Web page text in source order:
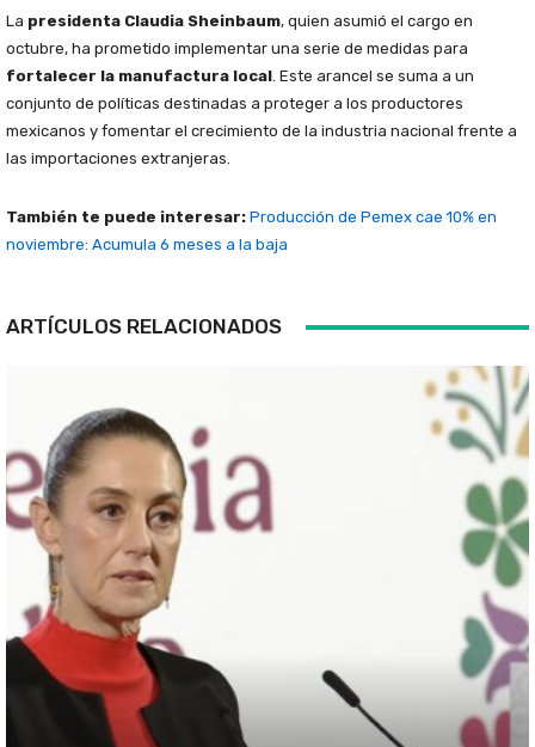
La presidenta Claudia Sheinbaum, quien asumió el cargo en
octubre, ha prometido implementar una serie de medidas para
fortalecer la manufactura local. Este arancel se suma a un
conjunto de políticas destinadas a proteger a los productores
mexicanos y fomentar el crecimiento de la industria nacional frente a
las importaciones extranjeras.
También te puede interesar: Producción de Pemex cae 10% en
noviembre: Acumula 6 meses a la baja
ARTÍCULOS RELACIONADOS